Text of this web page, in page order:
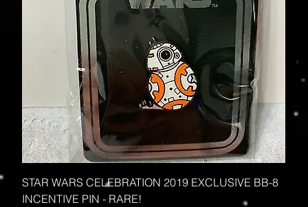
STAR WARS CELEBRATION 2019 EXCLUSIVE BB-8
INCENTIVE PIN - RARE!